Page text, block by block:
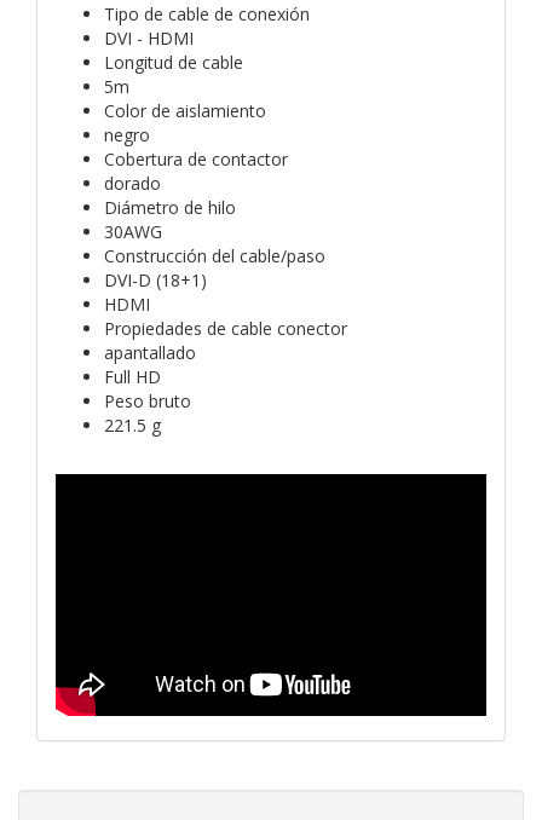
Tipo de cable de conexión
DVI - HDMI
Longitud de cable
5m
Color de aislamiento
negro
Cobertura de contactor
dorado
Diámetro de hilo
30AWG
Construcción del cable/paso
DVI-D (18+1)
HDMI
Propiedades de cable conector
apantallado
Full HD
Peso bruto
221.5 g